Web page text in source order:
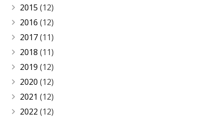
2014 (12)
2015 (12)
2016(12)
2017 (11)
2018 (11)
2019 (12)
2020 (12)
2021 (12)